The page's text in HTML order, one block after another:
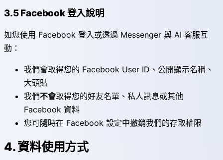
3.5 Facebook 登入說明
如您使用 Facebook 登入或透過 Messenger 與 AI 客服互
動：
我們會取得您的 Facebook User ID、公開顯示名稱、
大頭貼
我們不會取得您的好友名單、私人訊息或其他
Facebook 資料
您可隨時在 Facebook 設定中撤銷我們的存取權限
4. 資料使用方式